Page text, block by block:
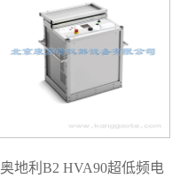
奥地利B2 HVA90超低频电